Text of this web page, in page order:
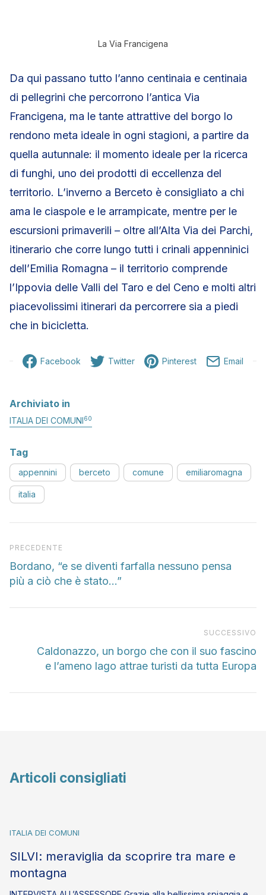
La Via Francigena
Da qui passano tutto l’anno centinaia e centinaia
di pellegrini che percorrono l’antica Via
Francigena, ma le tante attrattive del borgo lo
rendono meta ideale in ogni stagioni, a partire da
quella autunnale: il momento ideale per la ricerca
di funghi, uno dei prodotti di eccellenza del
territorio. L’inverno a Berceto è consigliato a chi
ama le ciaspole e le arrampicate, mentre per le
escursioni primaverili – oltre all’Alta Via dei Parchi,
itinerario che corre lungo tutti i crinali appenninici
dell’Emilia Romagna – il territorio comprende
l’Ippovia delle Valli del Taro e del Ceno e molti altri
piacevolissimi itinerari da percorrere sia a piedi
che in bicicletta.
Facebook Twitter Pinterest Email
Archiviato in
ITALIA DEI COMUNI60
Tag
appennini berceto comune emiliaromagna
italia
Articolo precedente
PRECEDENTE
Bordano, “e se diventi farfalla nessuno pensa
più a ciò che è stato…”
SUCCESSIVO
Caldonazzo, un borgo che con il suo fascino
e l’ameno lago attrae turisti da tutta Europa
Articoli consigliati
ITALIA DEI COMUNI
SILVI: meraviglia da scoprire tra mare e
montagna